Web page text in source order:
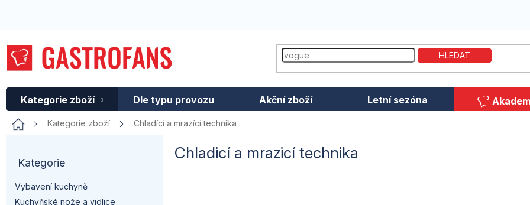
HLEDAT
Kategorie zboží
Dle typu provozu Akční zboží Letní sezóna
Domů Kategorie zboží Chladící a mrazící technika
Přeskočit
Kategorie
Vybavení kuchyně
Kuchyňské nože a vidlice
Chladicí a mrazicí technika